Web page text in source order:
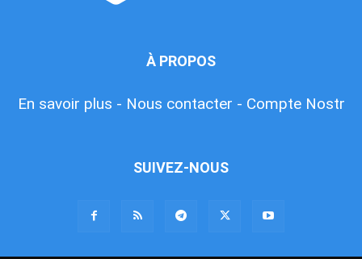
À PROPOS
En savoir plus - Nous contacter - Compte Nostr
SUIVEZ-NOUS